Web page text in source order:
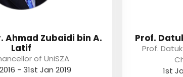
Prof.
Prof.
1st
Ahmad Zubaidi bin A.
Latif
of UniSZA
- 31st Jan 2019